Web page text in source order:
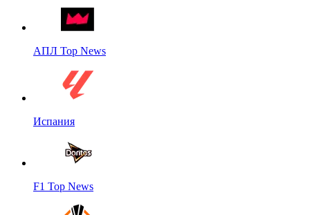
АПЛ Top News
Испания
F1 Top News